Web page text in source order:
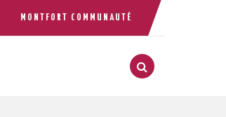
MONTFORT COMMUNAUTÉ
RECHERCHE